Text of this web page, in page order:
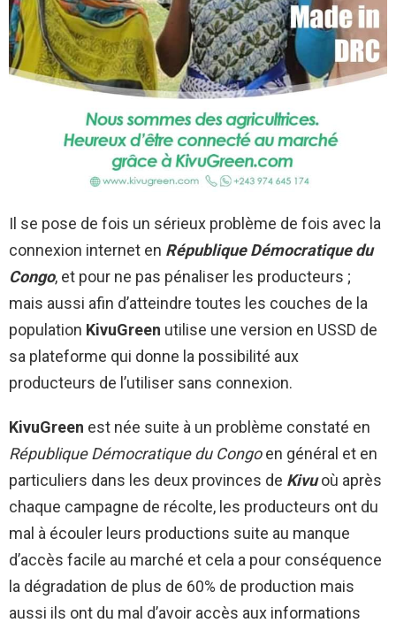
Il se pose de fois un sérieux problème de fois avec la
connexion internet en République Démocratique du
Congo, et pour ne pas pénaliser les producteurs ;
mais aussi afin d’atteindre toutes les couches de la
population KivuGreen utilise une version en USSD de
sa plateforme qui donne la possibilité aux
producteurs de l’utiliser sans connexion.
KivuGreen est née suite à un problème constaté en
République Démocratique du Congoen général et en
particuliers dans les deux provinces de Kivu où après
chaque campagne de récolte, les producteurs ont du
mal à écouler leurs productions suite au manque
d’accès facile au marché et cela a pour conséquence
la dégradation de plus de 60% de production mais
aussi ils ont du mal d’avoir accès aux informations